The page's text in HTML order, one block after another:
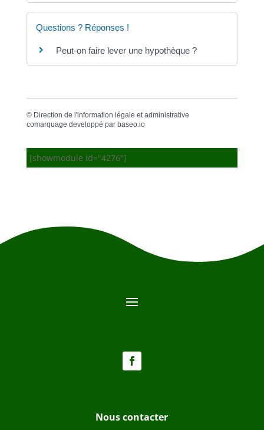
Questions ? Réponses !
Peut-on faire lever une hypothèque ?
© Direction de l'information légale et administrative
comarquage developpé par baseo.io
[showmodule id="4276"]
Nous contacter